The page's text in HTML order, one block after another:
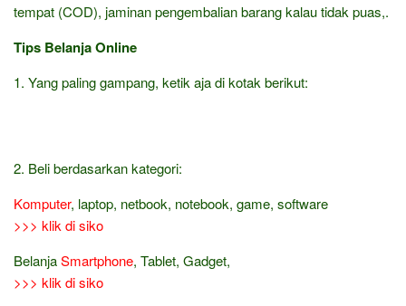
tempat (COD), jaminan pengembalian barang kalau tidak puas,.
Tips Belanja Online
1. Yang paling gampang, ketik aja di kotak berikut:
2. Beli berdasarkan kategori:
Komputer, laptop, netbook, notebook, game, software
>>> klik di siko
BelanjaSmartphone, Tablet, Gadget,
>>> klik di siko